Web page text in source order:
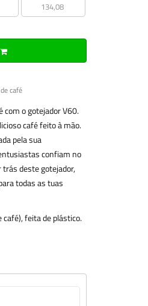
134,08
café
com o gotejador V60.
café feito à mão.
pela sua
confiam no
deste gotejador,
todas as tuas
feita de plástico.